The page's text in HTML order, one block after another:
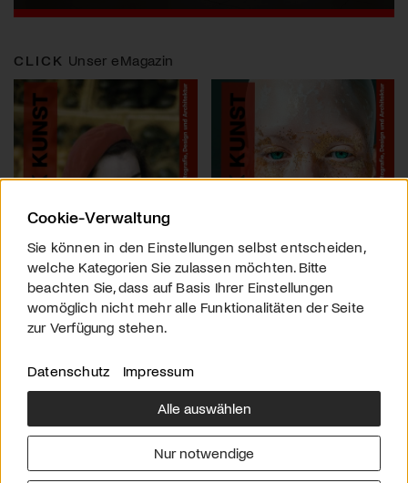
CLICK Unser eMagazin
Über uns
Downloads
Werben
Impressum
Cookie-Verwaltung
Sie können in den Einstellungen selbst entscheiden,
welche Kategorien Sie zulassen möchten. Bitte
beachten Sie, dass auf Basis Ihrer Einstellungen
womöglich nicht mehr alle Funktionalitäten der Seite
zur Verfügung stehen.
Datenschutz Impressum
Alle auswählen
Nur notwendige